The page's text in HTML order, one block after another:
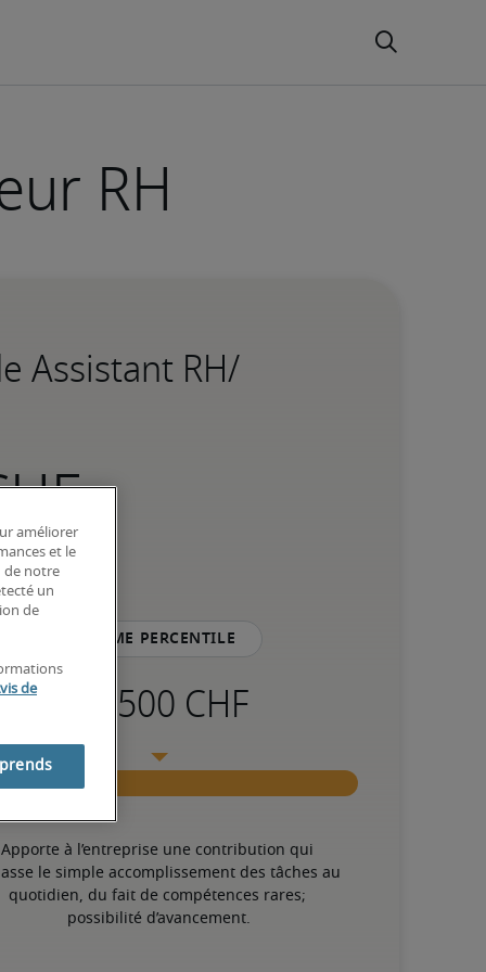
RH
Assistant RH/
75ème percentile
Apporte à l’entreprise une contribution qui
le simple accomplissement des tâches au
quotidien, du fait de compétences rares;
possibilité d’avancement.
améliorer
et le
de notre
un
de
de